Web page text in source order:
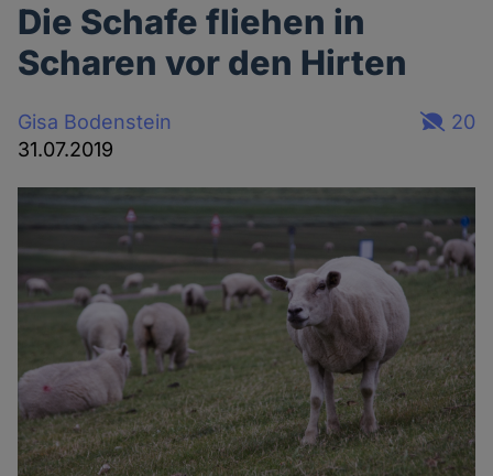
Die Schafe fliehen in
Scharen vor den Hirten
Gisa Bodenstein
31.07.2019
20